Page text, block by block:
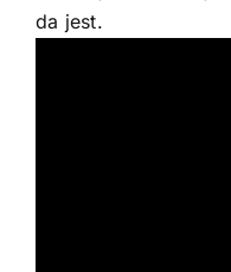
da jest.